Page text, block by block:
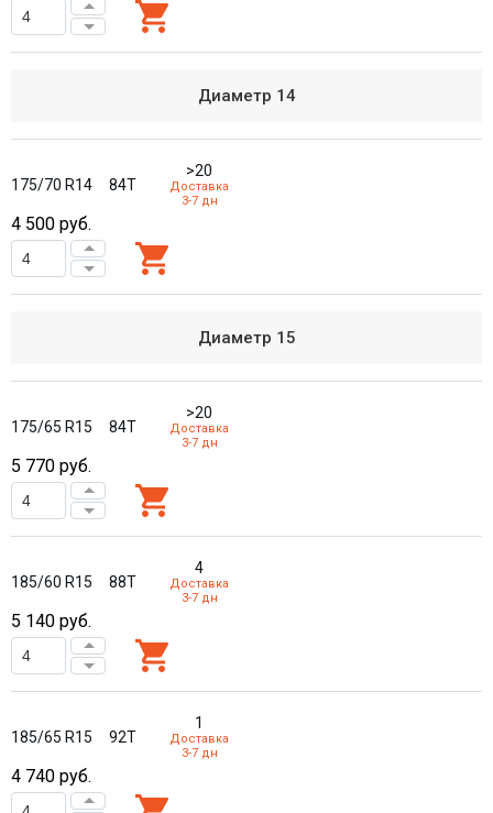
Диаметр 14
175/70 R14 84T
>20
Доставка
3-7 дн
4 500 руб.
Диаметр 15
175/65 R15 84T
>20
Доставка
3-7 дн
5 770 руб.
185/60 R15 88T
4
Доставка
3-7 дн
5 140 руб.
185/65 R15 92T
1
Доставка
3-7 дн
4 740 руб.